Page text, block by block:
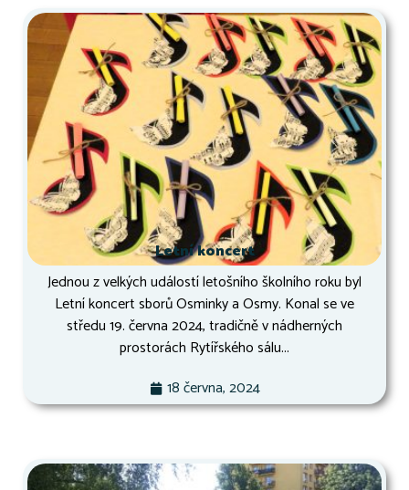
Letní koncert
Jednou z velkých událostí letošního školního roku byl
Letní koncert sborů Osminky a Osmy. Konal se ve
středu 19. června 2024, tradičně v nádherných
prostorách Rytířského sálu...
18 června, 2024